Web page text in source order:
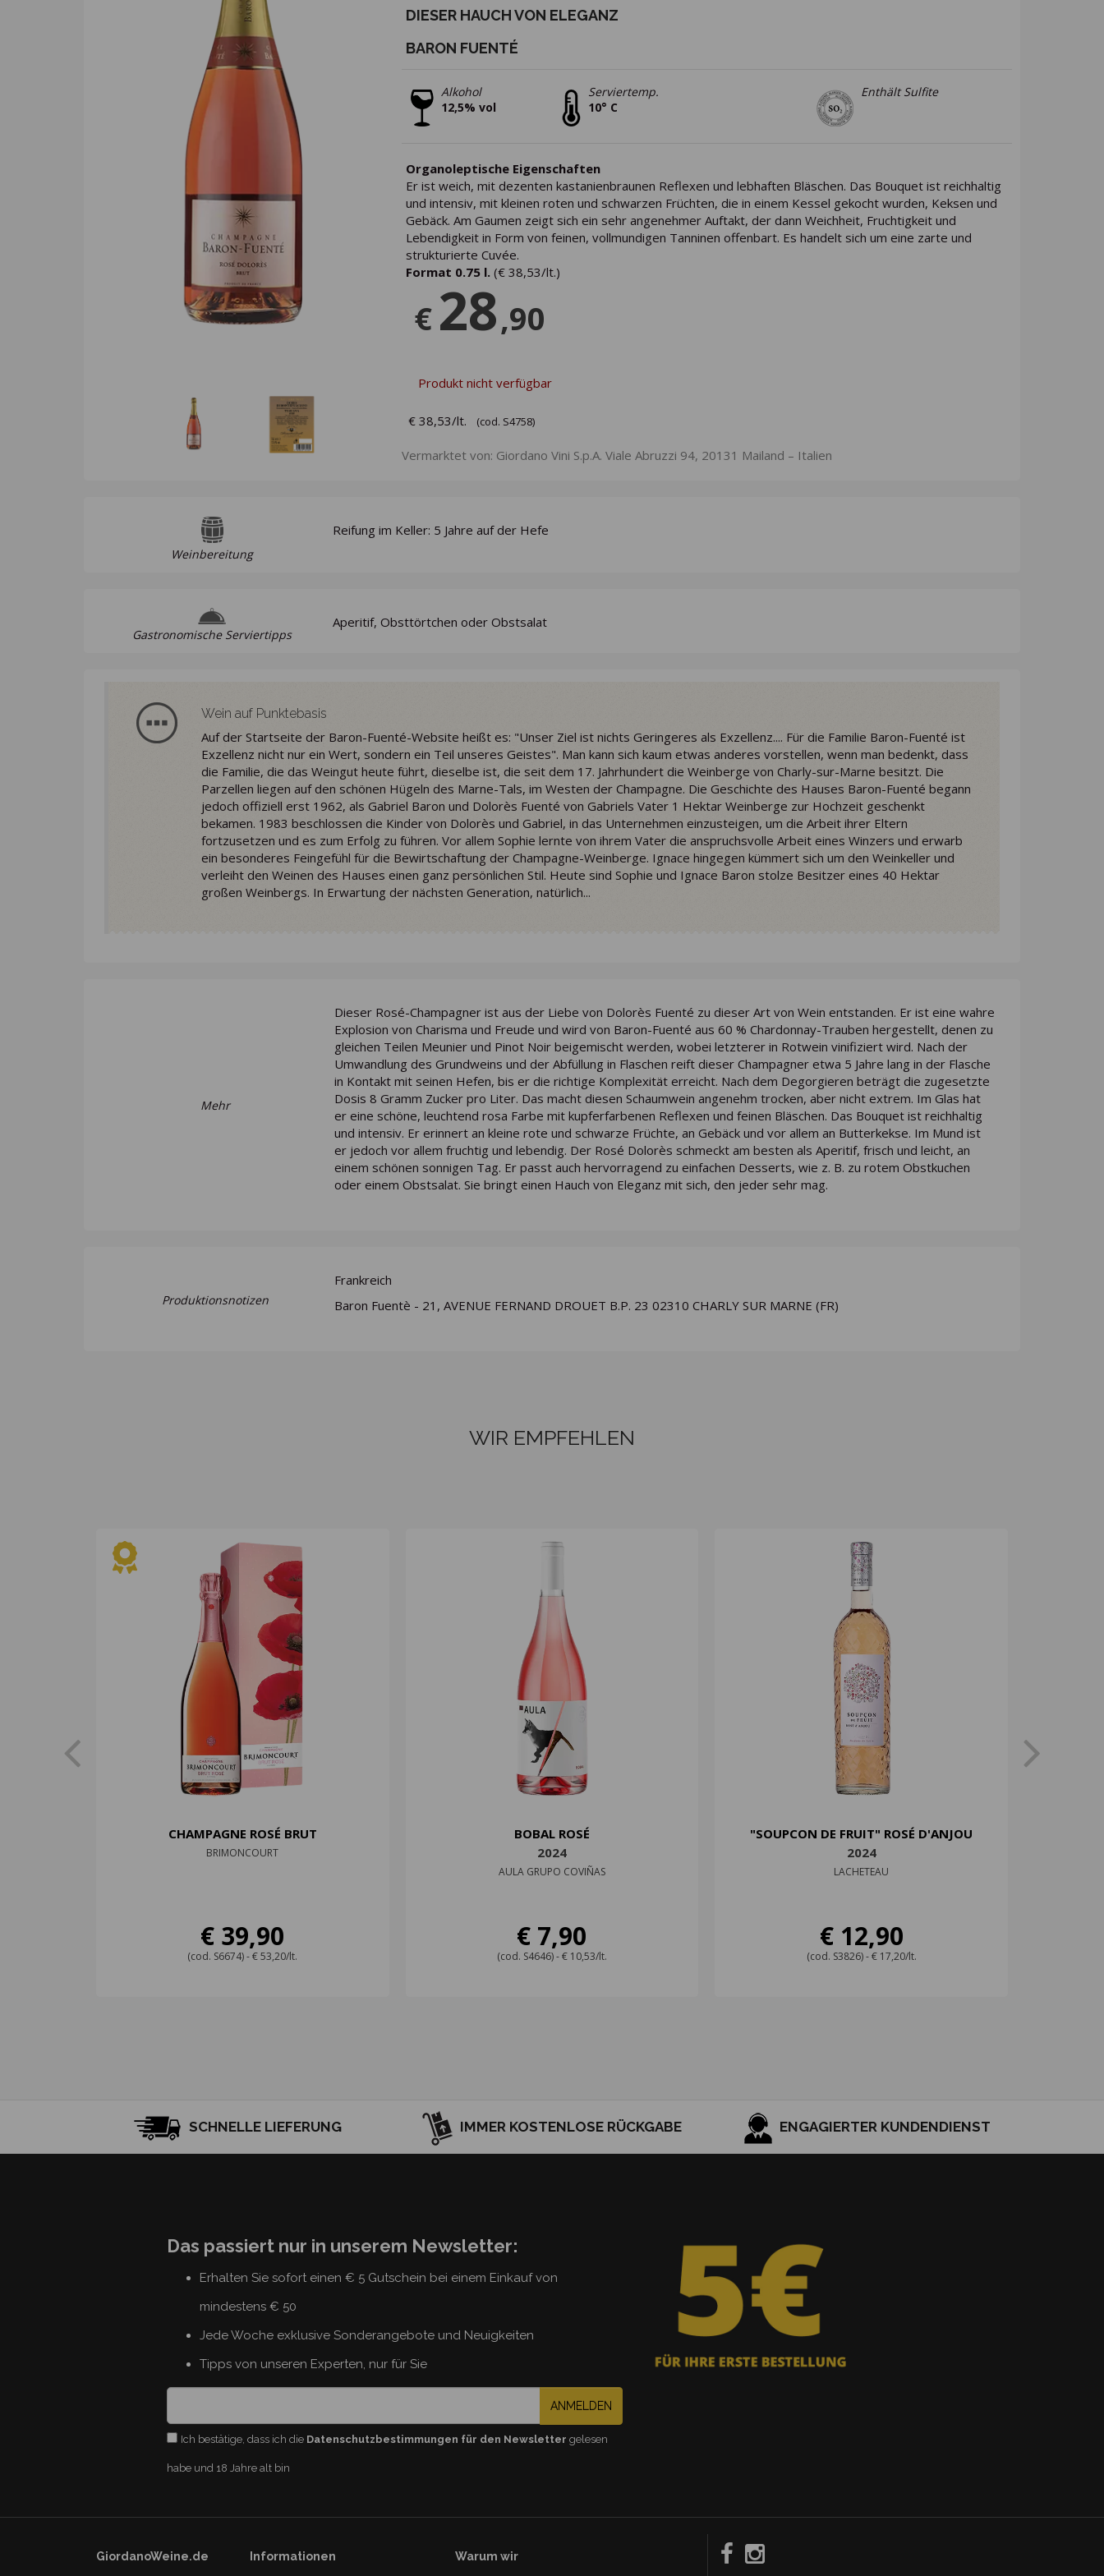
DIESER HAUCH VON ELEGANZ
BARON FUENTÉ
Alkohol
12,5% vol
Serviertemp.
10° C
Enthält Sulfite
Organoleptische Eigenschaften
Er ist weich, mit dezenten kastanienbraunen Reflexen und lebhaften Bläschen. Das Bouquet ist reichhaltig
und intensiv, mit kleinen roten und schwarzen Früchten, die in einem Kessel gekocht wurden, Keksen und
Gebäck. Am Gaumen zeigt sich ein sehr angenehmer Auftakt, der dann Weichheit, Fruchtigkeit und
Lebendigkeit in Form von feinen, vollmundigen Tanninen offenbart. Es handelt sich um eine zarte und
strukturierte Cuvée.
Format 0.75 l. (€ 38,53/lt.)
€28,90
Produkt nicht verfügbar
€ 38,53/lt. (cod. S4758)
Vermarktet von: Giordano Vini S.p.A. Viale Abruzzi 94, 20131 Mailand – Italien
Weinbereitung
Reifung im Keller: 5 Jahre auf der Hefe
Gastronomische Serviertipps
Aperitif, Obsttörtchen oder Obstsalat
Wein auf Punktebasis
Auf der Startseite der Baron-Fuenté-Website heißt es: "Unser Ziel ist nichts Geringeres als Exzellenz.... Für die Familie Baron-Fuenté ist
Exzellenz nicht nur ein Wert, sondern ein Teil unseres Geistes". Man kann sich kaum etwas anderes vorstellen, wenn man bedenkt, dass
die Familie, die das Weingut heute führt, dieselbe ist, die seit dem 17. Jahrhundert die Weinberge von Charly-sur-Marne besitzt. Die
Parzellen liegen auf den schönen Hügeln des Marne-Tals, im Westen der Champagne. Die Geschichte des Hauses Baron-Fuenté begann
jedoch offiziell erst 1962, als Gabriel Baron und Dolorès Fuenté von Gabriels Vater 1 Hektar Weinberge zur Hochzeit geschenkt
bekamen. 1983 beschlossen die Kinder von Dolorès und Gabriel, in das Unternehmen einzusteigen, um die Arbeit ihrer Eltern
fortzusetzen und es zum Erfolg zu führen. Vor allem Sophie lernte von ihrem Vater die anspruchsvolle Arbeit eines Winzers und erwarb
ein besonderes Feingefühl für die Bewirtschaftung der Champagne-Weinberge. Ignace hingegen kümmert sich um den Weinkeller und
verleiht den Weinen des Hauses einen ganz persönlichen Stil. Heute sind Sophie und Ignace Baron stolze Besitzer eines 40 Hektar
großen Weinbergs. In Erwartung der nächsten Generation, natürlich...
Mehr
Dieser Rosé-Champagner ist aus der Liebe von Dolorès Fuenté zu dieser Art von Wein entstanden. Er ist eine wahre
Explosion von Charisma und Freude und wird von Baron-Fuenté aus 60 % Chardonnay-Trauben hergestellt, denen zu
gleichen Teilen Meunier und Pinot Noir beigemischt werden, wobei letzterer in Rotwein vinifiziert wird. Nach der
Umwandlung des Grundweins und der Abfüllung in Flaschen reift dieser Champagner etwa 5 Jahre lang in der Flasche
in Kontakt mit seinen Hefen, bis er die richtige Komplexität erreicht. Nach dem Degorgieren beträgt die zugesetzte
Dosis 8 Gramm Zucker pro Liter. Das macht diesen Schaumwein angenehm trocken, aber nicht extrem. Im Glas hat
er eine schöne, leuchtend rosa Farbe mit kupferfarbenen Reflexen und feinen Bläschen. Das Bouquet ist reichhaltig
und intensiv. Er erinnert an kleine rote und schwarze Früchte, an Gebäck und vor allem an Butterkekse. Im Mund ist
er jedoch vor allem fruchtig und lebendig. Der Rosé Dolorès schmeckt am besten als Aperitif, frisch und leicht, an
einem schönen sonnigen Tag. Er passt auch hervorragend zu einfachen Desserts, wie z. B. zu rotem Obstkuchen
oder einem Obstsalat. Sie bringt einen Hauch von Eleganz mit sich, den jeder sehr mag.
Produktionsnotizen
Frankreich
Baron Fuentè - 21, AVENUE FERNAND DROUET B.P. 23 02310 CHARLY SUR MARNE (FR)
WIR EMPFEHLEN
CHAMPAGNE ROSÉ BRUT
BRIMONCOURT
€ 39,90
(cod. S6674) - € 53,20/lt.
BOBAL ROSÉ
2024
AULA GRUPO COVIÑAS
€ 7,90
(cod. S4646) - € 10,53/lt.
"SOUPCON DE FRUIT" ROSÉ D'ANJOU
2024
LACHETEAU
€ 12,90
(cod. S3826) - € 17,20/lt.
SCHNELLE LIEFERUNG IMMER KOSTENLOSE RÜCKGABE ENGAGIERTER KUNDENDIENST
Das passiert nur in unserem Newsletter:
Erhalten Sie sofort einen € 5 Gutschein bei einem Einkauf von
mindestens € 50
Jede Woche exklusive Sonderangebote und Neuigkeiten
Tipps von unseren Experten, nur für Sie
ANMELDEN
Ich bestätige, dass ich die Datenschutzbestimmungen für den Newsletter gelesen
habe und 18 Jahre alt bin
GiordanoWeine.de Informationen Warum wir
ICH WILL DEN RABATT